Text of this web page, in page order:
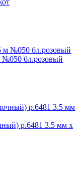
бл.розовый
р.6481 3.5 мм х